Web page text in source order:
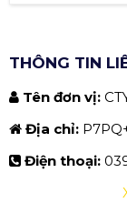
THÔNG TIN
Tên đơn vị:
Địa chỉ:
Điện thoại: